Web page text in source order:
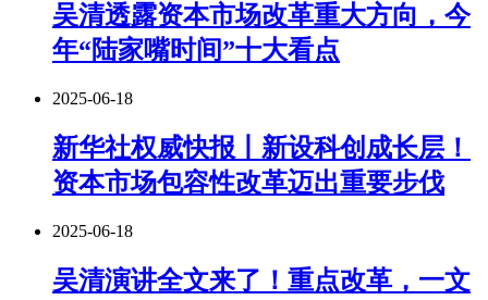
吴清透露资本市场改革重大方向，今
年“陆家嘴时间”十大看点
2025-06-18
新华社权威快报丨新设科创成长层！
资本市场包容性改革迈出重要步伐
2025-06-18
吴清演讲全文来了！重点改革，一文